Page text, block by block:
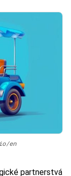
en
partnerstvá